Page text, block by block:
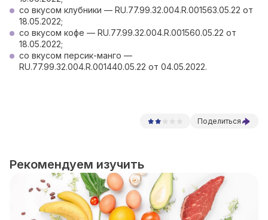
со вкусом клубники — RU.77.99.32.004.R.001563.05.22 от
18.05.2022;
со вкусом кофе — RU.77.99.32.004.R.001560.05.22 от
18.05.2022;
со вкусом персик-манго —
RU.77.99.32.004.R.001440.05.22 от 04.05.2022.
Поделиться
Рекомендуем изучить